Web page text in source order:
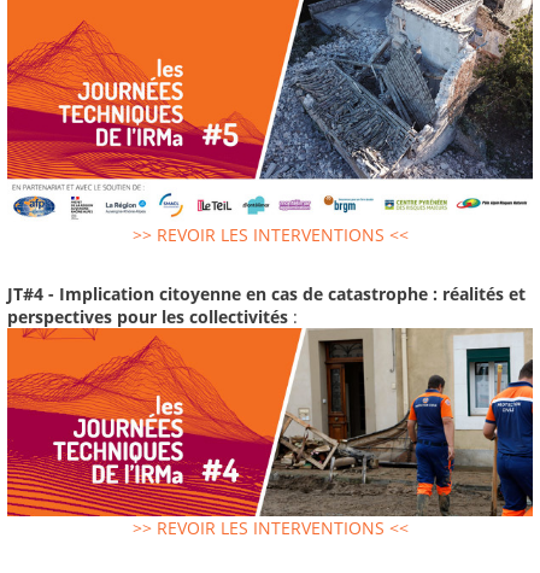
>> REVOIR LES INTERVENTIONS <<
JT#4 - Implication citoyenne en cas de catastrophe : réalités et
perspectives pour les collectivités :
>> REVOIR LES INTERVENTIONS <<